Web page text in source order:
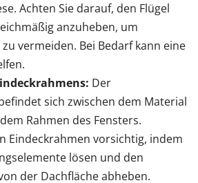
Achten Sie darauf, den Flügel
anzuheben, um
vermeiden. Bei Bedarf kann eine
Der
sich zwischen dem Material
Rahmen des Fensters.
Eindeckrahmen vorsichtig, indem
lösen und den
der Dachfläche abheben.